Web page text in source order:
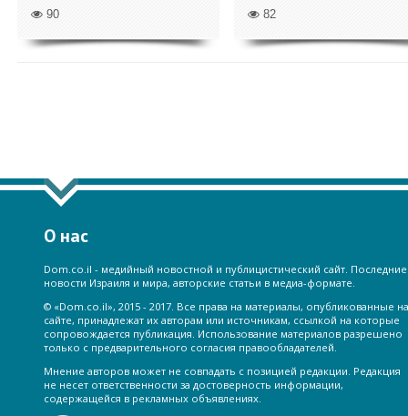
90 82
О нас
Dom.co.il - медийный новостной и публицистический сайт. Последние
новости Израиля и мира, авторские статьи в медиа-формате.
© «Dom.co.il», 2015 - 2017. Все права на материалы, опубликованные на
сайте, принадлежат их авторам или источникам, ссылкой на которые
сопровождается публикация. Использование материалов разрешено
только с предварительного согласия правообладателей.
Мнение авторов может не совпадать с позицией редакции. Редакция
не несет ответственности за достоверность информации,
содержащейся в рекламных объявлениях.